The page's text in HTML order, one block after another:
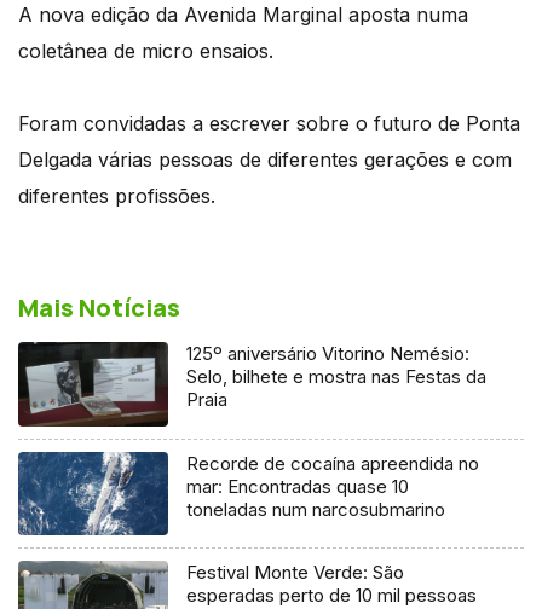
A nova edição da Avenida Marginal aposta numa
coletânea de micro ensaios.
Foram convidadas a escrever sobre o futuro de Ponta
Delgada várias pessoas de diferentes gerações e com
diferentes profissões.
Mais Notícias
125º aniversário Vitorino Nemésio:
Selo, bilhete e mostra nas Festas da
Praia
Recorde de cocaína apreendida no
mar: Encontradas quase 10
toneladas num narcosubmarino
Festival Monte Verde: São
esperadas perto de 10 mil pessoas